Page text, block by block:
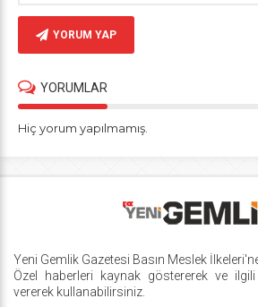
YORUM YAP
YORUMLAR
Hiç yorum yapılmamış.
Yeni Gemlik Gazetesi Basın Meslek İlkeleri
Özel haberleri kaynak göstererek ve
vererek kullanabilirsiniz.